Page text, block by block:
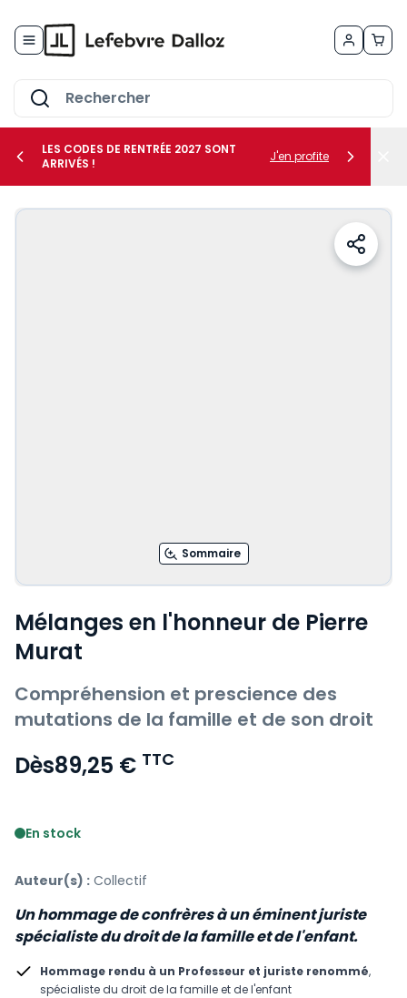
le sous-menu Vos métiers
LES CODES DE RENTRÉE 2027 SONT
ARRIVÉS !
J'en profite
Sommaire
Mélanges en l'honneur de Pierre
Murat
Compréhension et prescience des
mutations de la famille et de son droit
Dès89,25 € TTC
En stock
Auteur(s) : Collectif
Un hommage de confrères à un éminent juriste
spécialiste du droit de la famille et de l'enfant.
Hommage rendu à un Professeur et juriste renommé,
spécialiste du droit de la famille et de l'enfant